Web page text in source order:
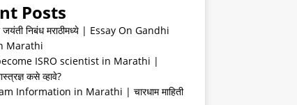
Posts
जयंती निबंध मराठीमध्ये | Essay On Gandhi
Marathi
ISRO scientist in Marathi |
कसे व्हावे?
Information in Marathi | चारधाम माहिती